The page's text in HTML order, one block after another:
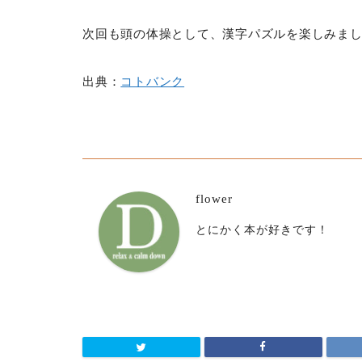
次回も頭の体操として、漢字パズルを楽しみまし
出典： コトバンク
flower
とにかく本が好きです！